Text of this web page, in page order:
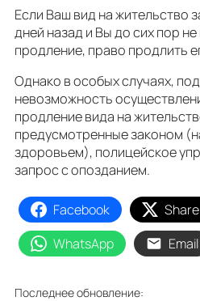
Если Ваш вид на жительство
дней назад и Вы до сих пор
продление, право продлить
Однако в особых случаях,
невозможность
продление вида на
предусмотренные законом
здоровьем), полицейское
запрос с опозданием.
Facebook
WhatsApp
Email
Последнее обновление: